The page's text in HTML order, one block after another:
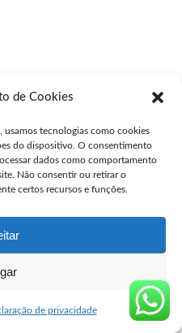
de Cookies
usamos tecnologias como cookies
do dispositivo. O consentimento
dados como comportamento
Não consentir ou retirar o
certos recursos e funções.
de privacidade